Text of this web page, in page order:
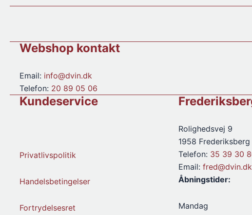
Webshop kontakt
Email: info@dvin.dk
Telefon: 20 89 05 06
Kundeservice
Privatlivspolitik
Handelsbetingelser
Fortrydelsesret
Rolighedsvej 9
1958 Frederiksberg
Telefon: 35 39 30
Email: fred@dvin.dk
Åbningstider:
Mandag